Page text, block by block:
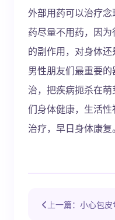
外部用药可以治疗
药尽量不用药，因
的副作用，对身体
男性朋友们最重要
治，把疾病扼杀在
们身体健康，生活
治疗，早日身体康复。
上一篇：小心包